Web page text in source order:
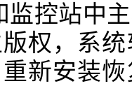
监控站中
权，系
新安装